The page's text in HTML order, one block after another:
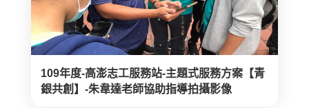
109年度-高澎志工服務站-主題式服務方案【青
銀共創】-朱韋達老師協助指導拍攝影像